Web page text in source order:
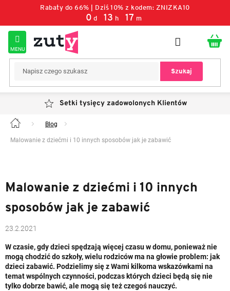
Rabaty do 66% | Dziś 10% z kodem: ZNIZKA10
0 d 13 h 17 m
Szukaj
Setki tysięcy zadowolonych Klientów
Home Blog
Malowanie z dziećmi i 10 innych sposobów jak je zabawić
Malowanie z dziećmi i 10 innych
sposobów jak je zabawić
23.2.2021
W czasie, gdy dzieci spędzają więcej czasu w domu, ponieważ nie
mogą chodzić do szkoły, wielu rodziców ma na głowie problem: jak
dzieci zabawić. Podzielimy się z Wami kilkoma wskazówkami na
temat wspólnych czynności, podczas których dzieci będą się nie
tylko dobrze bawić, ale mogą się też czegoś nauczyć.